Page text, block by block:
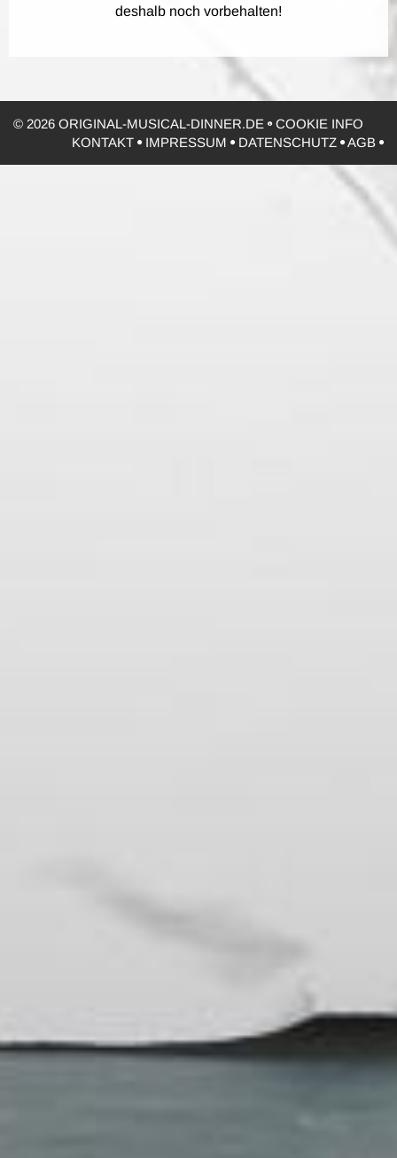
deshalb noch vorbehalten!
© 2026 ORIGINAL-MUSICAL-DINNER.DE
COOKIE INFO
KONTAKT
IMPRESSUM DATENSCHUTZ AGB